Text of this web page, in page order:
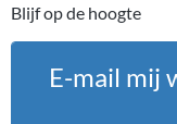
Blijf op de hoogte
E-mail mij